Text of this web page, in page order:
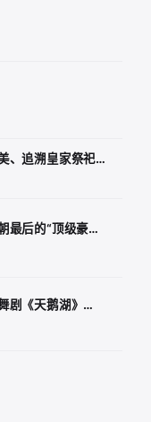
、追溯皇家祭祀…
最后的“顶级豪…
剧《天鹅湖》…